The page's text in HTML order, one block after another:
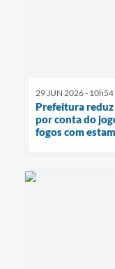
29 JUN 2026 - 10h54
Prefeitura
por conta do
fogos com